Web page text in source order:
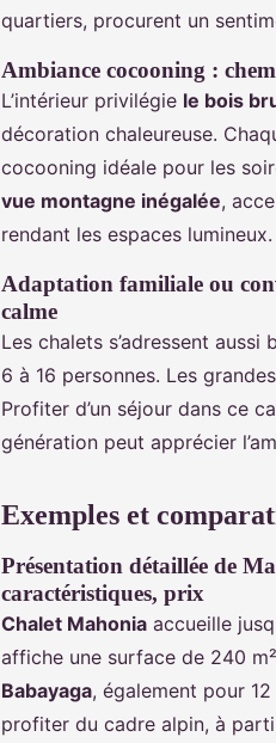
quartiers, procurent un
Ambiance cocooning :
L’intérieur privilégie le bois
décoration chaleureuse.
cocooning idéale pour les
vue montagne inégalée,
rendant les espaces lumineux.
Adaptation familiale ou
calme
Les chalets s’adressent aussi
6 à 16 personnes. Les
Profiter d’un séjour dans ce
génération peut apprécier
Exemples et
Présentation détaillée de
caractéristiques, prix
Chalet Mahonia accueille
affiche une surface de 240
Babayaga, également pour
profiter du cadre alpin, à